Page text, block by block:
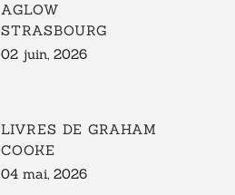
AGLOW
STRASBOURG
02 juin, 2026
LIVRES DE GRAHAM
COOKE
04 mai, 2026